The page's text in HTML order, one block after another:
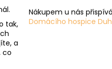
tak,
a
co
Nákupem u nás
Domácího hospice